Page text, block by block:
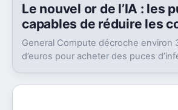
Le nouvel or de l’IA : les
capables de réduire les
General Compute décroche environ
d’euros pour acheter des puces